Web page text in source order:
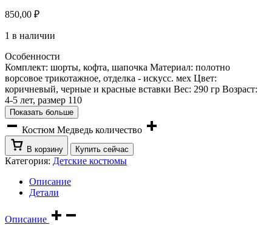
850,00 ₽
1 в наличии
Особенности
Комплект: шорты, кофта, шапочка Материал: полотно
ворсовое трикотажное, отделка - искусс. мех Цвет:
коричневый, черные и красные вставки Вес: 290 гр Возраст:
4-5 лет, размер 110
Показать больше
Костюм Медведь количество
В корзину Купить сейчас
Категория: Детские костюмы
Описание
Детали
Описание